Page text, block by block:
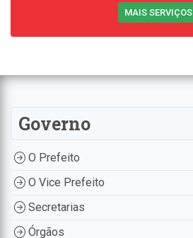
MAIS SERVIÇOS
Governo
O Prefeito
O Vice Prefeito
Secretarias
Órgãos